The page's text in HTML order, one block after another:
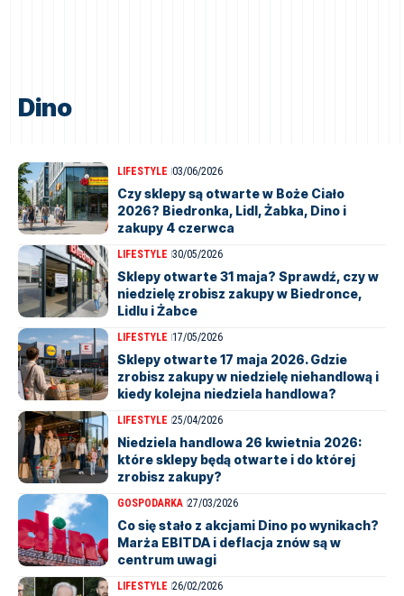
Dino
LIFESTYLE 03/06/2026
Czy sklepy są otwarte w Boże Ciało
2026? Biedronka, Lidl, Żabka, Dino i
zakupy 4 czerwca
LIFESTYLE 30/05/2026
Sklepy otwarte 31 maja? Sprawdź, czy w
niedzielę zrobisz zakupy w Biedronce,
Lidlu i Żabce
LIFESTYLE 17/05/2026
Sklepy otwarte 17 maja 2026. Gdzie
zrobisz zakupy w niedzielę niehandlową i
kiedy kolejna niedziela handlowa?
LIFESTYLE 25/04/2026
Niedziela handlowa 26 kwietnia 2026:
które sklepy będą otwarte i do której
zrobisz zakupy?
GOSPODARKA 27/03/2026
Co się stało z akcjami Dino po wynikach?
Marża EBITDA i deflacja znów są w
centrum uwagi
LIFESTYLE 26/02/2026